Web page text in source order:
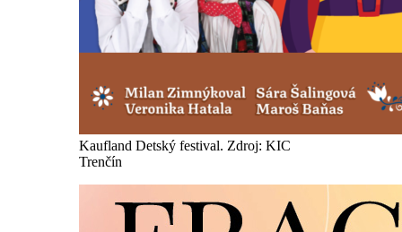
Kaufland Detský festival. Zdroj: KIC
Trenčín